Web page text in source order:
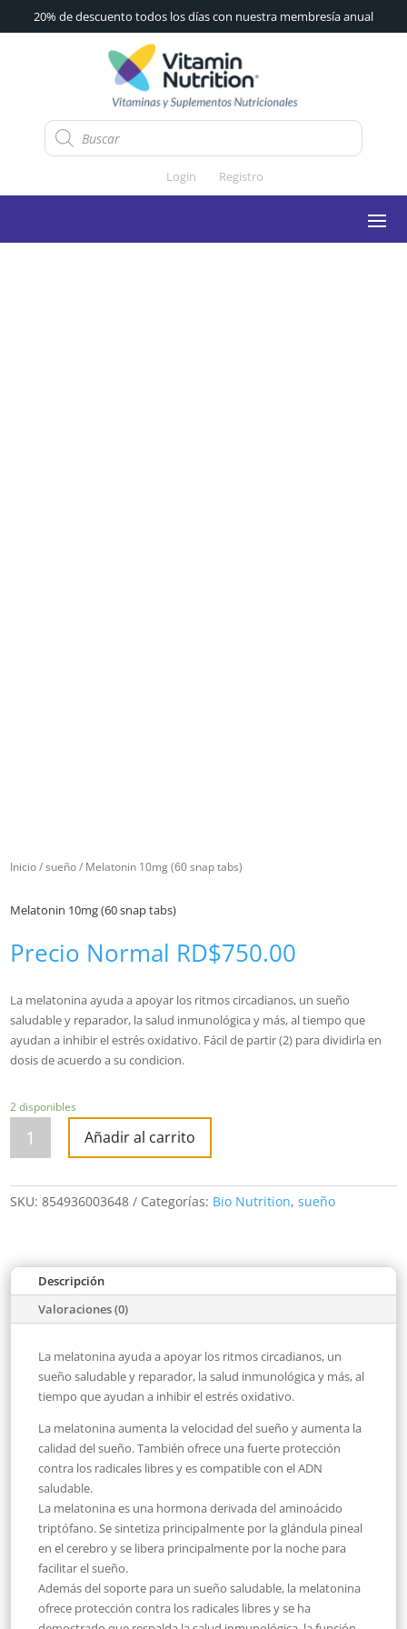
20% de descuento todos los días con nuestra membresía anual
Búsqueda
de
productos
Login
Registro
Inicio/sueño/ Melatonin 10mg (60 snap tabs)
Melatonin 10mg (60 snap tabs)
Precio Normal RD$750.00
La melatonina ayuda a apoyar los ritmos circadianos, un sueño
saludable y reparador, la salud inmunológica y más, al tiempo que
ayudan a inhibir el estrés oxidativo. Fácil de partir (2) para dividirla en
dosis de acuerdo a su condicion.
2 disponibles
Melatonin
10mg
snap
Añadir al carrito
SKU:854936003648 Categorías: Bio Nutrition,sueño
Descripción
Valoraciones (0)
La melatonina ayuda a apoyar los ritmos circadianos, un
sueño saludable y reparador, la salud inmunológica y más, al
tiempo que ayudan a inhibir el estrés oxidativo.
La melatonina aumenta la velocidad del sueño y aumenta la
calidad del sueño. También ofrece una fuerte protección
contra los radicales libres y es compatible con el ADN
saludable.
La melatonina es una hormona derivada del aminoácido
triptófano. Se sintetiza principalmente por la glándula pineal
en el cerebro y se libera principalmente por la noche para
facilitar el sueño.
Además del soporte para un sueño saludable, la melatonina
ofrece protección contra los radicales libres y se ha